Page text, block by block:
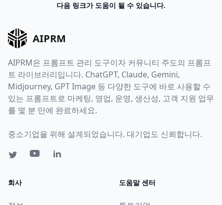
다음 링크가 도움이 될 수 있습니다.
AIPRM
AIPRM은 프롬프트 관리 도구이자 커뮤니티 주도의 프롬프
트 라이브러리입니다. ChatGPT, Claude, Gemini,
Midjourney, GPT Image 등 다양한 도구에 바로 사용할 수
있는 프롬프트로 마케팅, 영업, 운영, 생산성, 고객 지원 업무
를 몇 분 만에 완료하세요.
중소기업을 위해 설계되었습니다. 대기업도 신뢰합니다.
회사 도움말 센터